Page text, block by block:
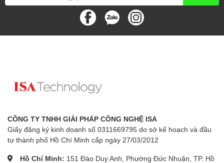
CÔNG TY TNHH GIẢI PHÁP CÔNG NGHỆ ISA
Giấy đăng ký kinh doanh số 0311669795 do sở kế hoạch và đầu
tư thành phố Hồ Chí Minh cấp ngày 27/03/2012
Hồ Chí Minh: 151 Đào Duy Anh, Phường Đức Nhuận, TP. Hồ